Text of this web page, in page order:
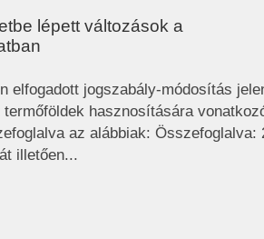
lépett változások a
elfogadott jogszabály-módosítás
termőföldek hasznosítására
az alábbiak: Összefoglalva:
illetően...